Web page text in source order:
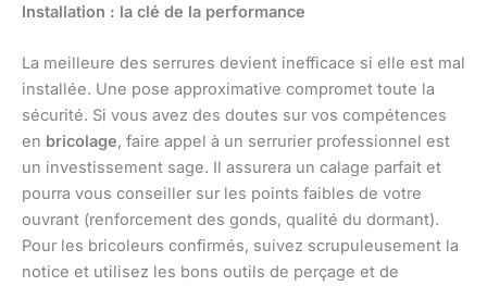
Installation : la clé de la performance
La meilleure des serrures devient inefficace si elle est mal
installée. Une pose approximative compromet toute la
sécurité. Si vous avez des doutes sur vos compétences
en bricolage, faire appel à un serrurier professionnel est
un investissement sage. Il assurera un calage parfait et
pourra vous conseiller sur les points faibles de votre
ouvrant (renforcement des gonds, qualité du dormant).
Pour les bricoleurs confirmés, suivez scrupuleusement la
notice et utilisez les bons outils de perçage et de